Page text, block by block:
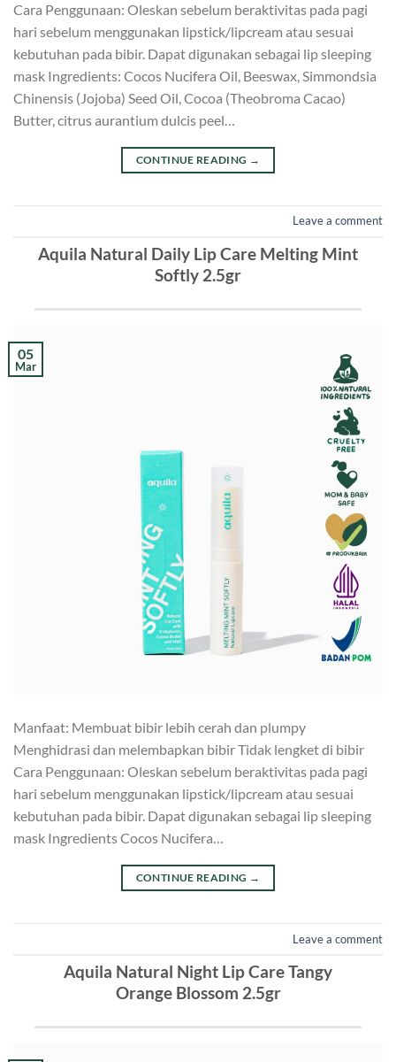
Cara Penggunaan: Oleskan sebelum beraktivitas pada pagi
hari sebelum menggunakan lipstick/lipcream atau sesuai
kebutuhan pada bibir. Dapat digunakan sebagai lip sleeping
mask Ingredients: Cocos Nucifera Oil, Beeswax, Simmondsia
Chinensis (Jojoba) Seed Oil, Cocoa (Theobroma Cacao)
Butter, citrus aurantium dulcis peel…
CONTINUE READING →
Leave a comment
Aquila Natural Daily Lip Care Melting Mint
Softly 2.5gr
05
Mar
Manfaat: Membuat bibir lebih cerah dan plumpy
Menghidrasi dan melembapkan bibir Tidak lengket di bibir
Cara Penggunaan: Oleskan sebelum beraktivitas pada pagi
hari sebelum menggunakan lipstick/lipcream atau sesuai
kebutuhan pada bibir. Dapat digunakan sebagai lip sleeping
mask Ingredients Cocos Nucifera…
CONTINUE READING →
Leave a comment
Aquila Natural Night Lip Care Tangy
Orange Blossom 2.5gr